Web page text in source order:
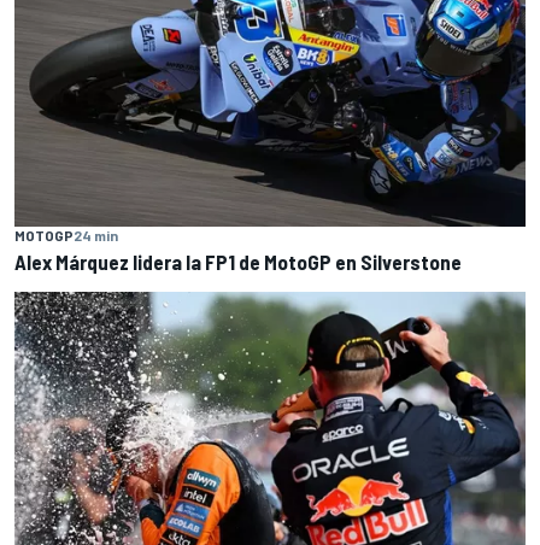
MOTOGP24 min
Alex Márquez lidera la FP1 de MotoGP en Silverstone